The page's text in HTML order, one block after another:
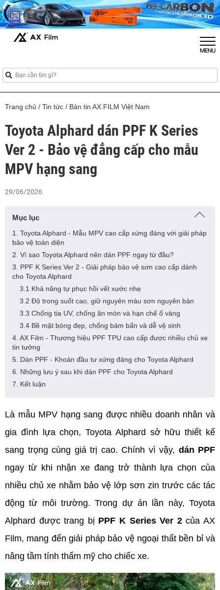
Trang chủ / Tin tức / Bản tin AX FILM Việt Nam
Toyota Alphard dán PPF K Series
Ver 2 - Bảo vệ đẳng cấp cho mẫu
MPV hạng sang
29/06/2026
Mục lục
1. Toyota Alphard - Mẫu MPV cao cấp xứng đáng với giải pháp
bảo vệ toàn diện
2. Vì sao Toyota Alphard nên dán PPF ngay từ đầu?
3. PPF K Series Ver 2 - Giải pháp bảo vệ sơn cao cấp dành
cho Toyota Alphard
3.1 Khả năng tự phục hồi vết xước nhẹ
3.2 Độ trong suốt cao, giữ nguyên màu sơn nguyên bản
3.3 Chống tia UV, chống ăn mòn và hạn chế ố vàng
3.4 Bề mặt bóng đẹp, chống bám bẩn và dễ vệ sinh
4. AX Film - Thương hiệu PPF TPU cao cấp được nhiều chủ xe
tin tưởng
5. Dán PPF - Khoản đầu tư xứng đáng cho Toyota Alphard
6. Những lưu ý sau khi dán PPF cho Toyota Alphard
7. Kết luận
Là mẫu MPV hạng sang được nhiều doanh nhân và
gia đình lựa chọn, Toyota Alphard sở hữu thiết kế
sang trọng cùng giá trị cao. Chính vì vậy, dán PPF
ngay từ khi nhận xe đang trở thành lựa chọn của
nhiều chủ xe nhằm bảo vệ lớp sơn zin trước các tác
động từ môi trường. Trong dự án lần này, Toyota
Alphard được trang bị PPF K Series Ver 2 của AX
Film, mang đến giải pháp bảo vệ ngoại thất bền bỉ và
nâng tầm tính thẩm mỹ cho chiếc xe.